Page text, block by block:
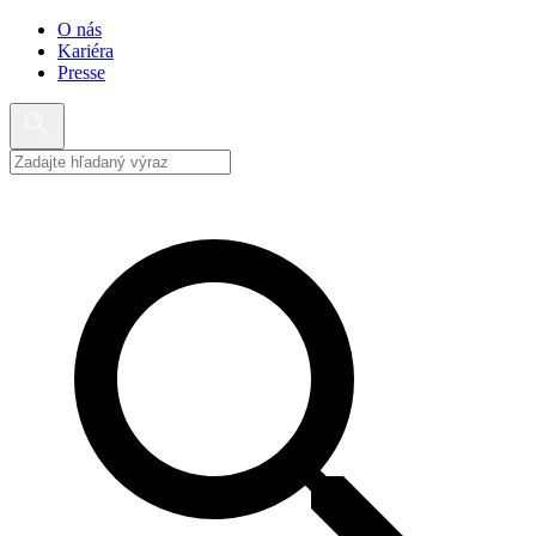
O nás
Kariéra
Presse